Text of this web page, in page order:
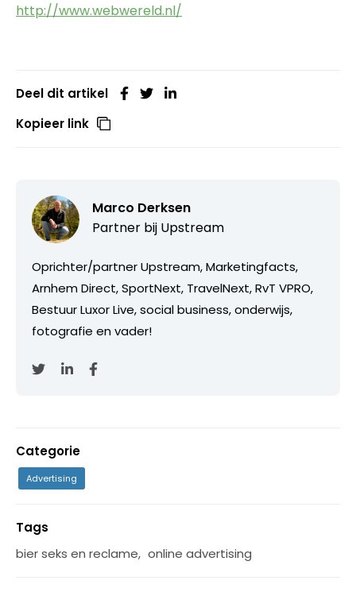
http://www.webwereld.nl/
Deel dit artikel
Kopieer link
Marco Derksen
Partner bij Upstream
Oprichter/partner Upstream, Marketingfacts,
Arnhem Direct, SportNext, TravelNext, RvT VPRO,
Bestuur Luxor Live, social business, onderwijs,
fotografie en vader!
Categorie
Advertising
Tags
bier seks en reclame, online advertising